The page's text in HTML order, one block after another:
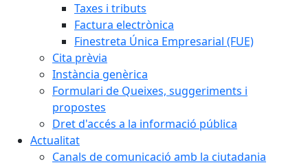
Taxes i tributs
Factura electrònica
Finestreta Única Empresarial (FUE)
Cita prèvia
Instància genèrica
Formulari de Queixes, suggeriments i
propostes
Dret d'accés a la informació pública
Actualitat
Canals de comunicació amb la ciutadania